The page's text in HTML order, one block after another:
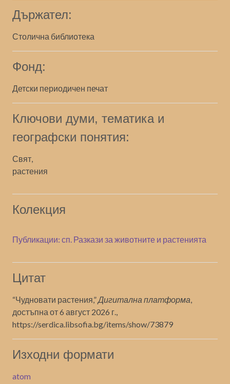
Държател:
Столична библиотека
Фонд:
Детски периодичен печат
Ключови думи, тематика и
географски понятия:
Свят,
растения
Колекция
Публикации: сп. Разкази за животните и растенията
Цитат
“Чудновати растения,”Дигитална платформа,
достъпна от 6 август 2026 г.,
https://serdica.libsofia.bg/items/show/73879
Изходни формати
atom